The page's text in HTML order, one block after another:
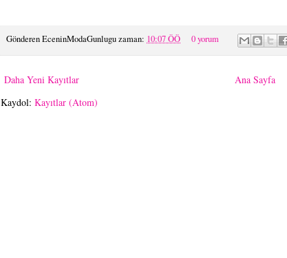
GönderenEceninModaGunluguzaman: 10:07 ÖÖ 0 yorum
Daha Yeni Kayıtlar
Ana Sayfa
Kaydol: Kayıtlar (Atom)